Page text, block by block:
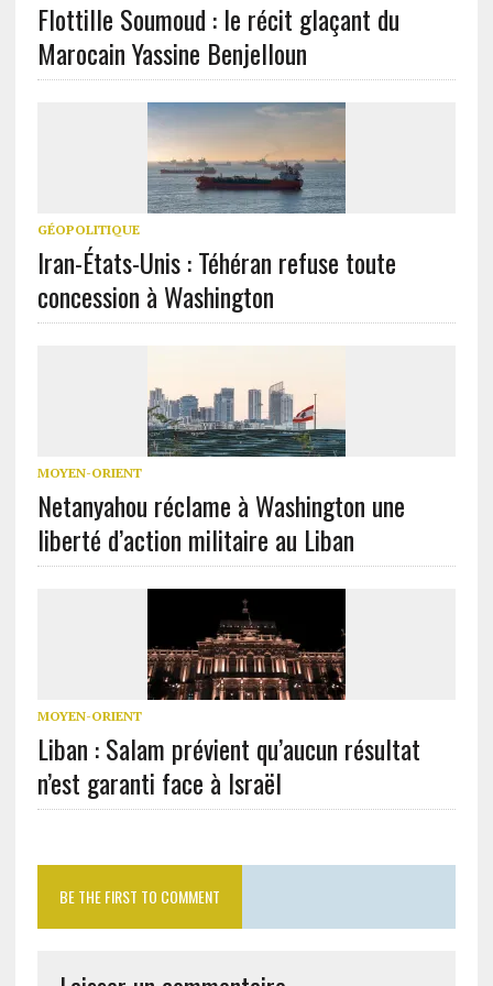
Flottille Soumoud : le récit glaçant du
Marocain Yassine Benjelloun
GÉOPOLITIQUE
Iran-États-Unis : Téhéran refuse toute
concession à Washington
MOYEN-ORIENT
Netanyahou réclame à Washington une
liberté d’action militaire au Liban
MOYEN-ORIENT
Liban : Salam prévient qu’aucun résultat
n’est garanti face à Israël
BE THE FIRST TO COMMENT